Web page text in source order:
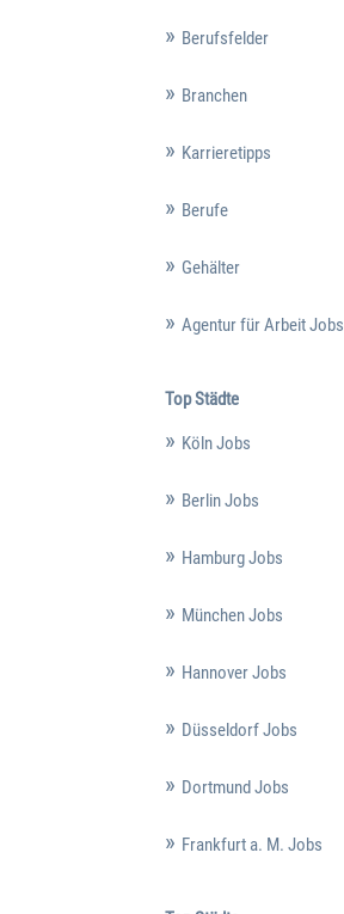
Berufsfelder
Branchen
Karrieretipps
Berufe
Gehälter
Agentur für Arbeit Jobs
Top Städte
Köln Jobs
Berlin Jobs
Hamburg Jobs
München Jobs
Hannover Jobs
Düsseldorf Jobs
Dortmund Jobs
Frankfurt a. M. Jobs